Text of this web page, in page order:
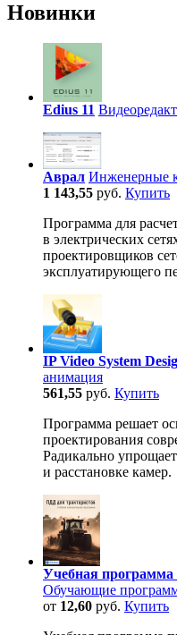
Новинки
Edius 11
Аврал Инженерные
1 143,55 руб. Купить
Программа для
в электрических
проектировщиков
эксплуатирующего
IP Video System
анимация
561,55 руб. Купить
Программа решает
проектирования
Радикально
и расстановке камер.
Учебная
Обучающие
от 12,60 руб. Купить